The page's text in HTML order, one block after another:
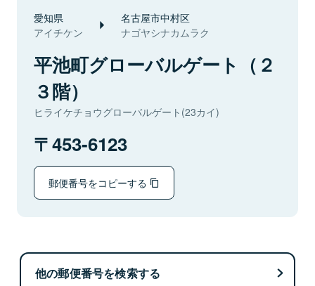
愛知県
アイチケン
名古屋市中村区
ナゴヤシナカムラク
平池町グローバルゲート（２
３階）
ヒライケチョウグローバルゲート(23カイ)
453-6123
郵便番号をコピーする
他の郵便番号を検索する